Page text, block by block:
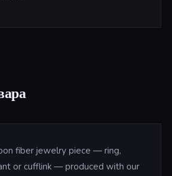
fiber jewelry piece — ring,
or cufflink — produced with our